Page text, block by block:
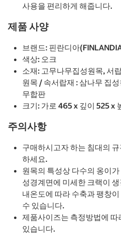
사용을 편리하게 해줍니다.
제품 사양
브랜드: 핀란디아
색상: 오크
소재: 고무나무집성원목, 서
원목 / 속서랍재 : 삼나무 집
무합판
크기: 가로 465 x 깊이 525 x
주의사항
구매하시고자 하는 침대의
하세요.
원목의 특성상 다수의 옹이
성경계면에 미세한 크랙이
내온도에 따라 수축과 팽창
수 있습니다.
제품사이즈는 측정방법에 따
있습니다.